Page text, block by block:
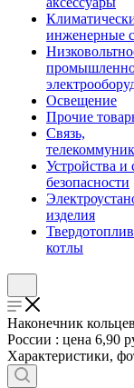
инженерные
Освещение
Прочие
Связь,
Устройства и
безопасности
изделия
котлы
Наконечник
России : цена 6,90
Характеристики,